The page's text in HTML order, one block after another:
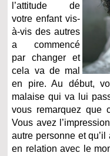
l’attitude de
votre enfant vis-
à-vis des autres
a commencé
par changer et
cela va de mal
en pire. Au début,
malaise qui va lui
vous remarquez que
Vous avez
autre personne et
en relation avec le